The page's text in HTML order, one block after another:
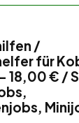
/
für
18,00 € /